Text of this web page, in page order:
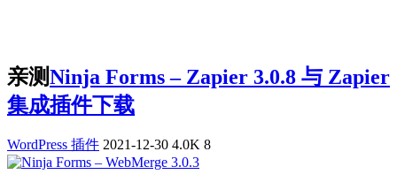
亲测Ninja Forms – Zapier 3.0.8 与 Zapier
集成插件下载
WordPress 插件 2021-12-30 4.0K 8